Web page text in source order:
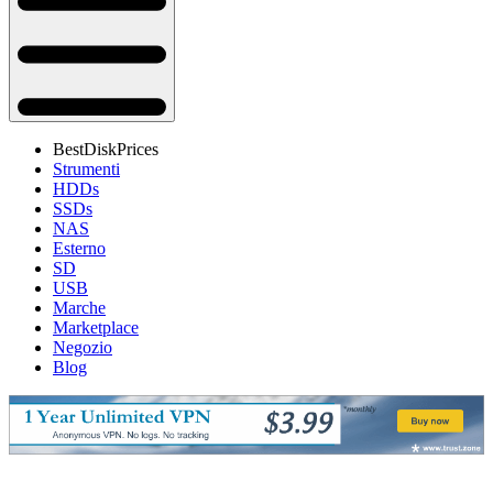
BestDiskPrices
Strumenti
HDDs
SSDs
NAS
Esterno
SD
USB
Marche
Marketplace
Negozio
Blog